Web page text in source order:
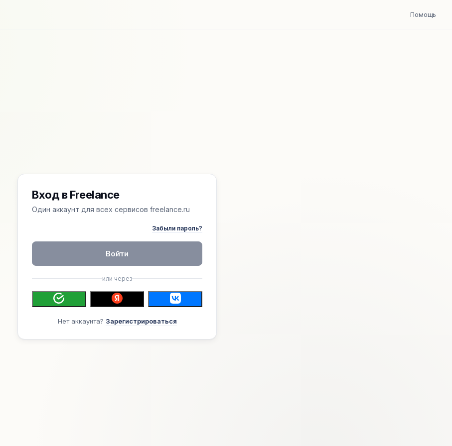
Помощь
Вход в Freelance
Один аккаунт для всех сервисов freelance.ru
Забыли пароль?
Войти
или через
Нет аккаунта? Зарегистрироваться